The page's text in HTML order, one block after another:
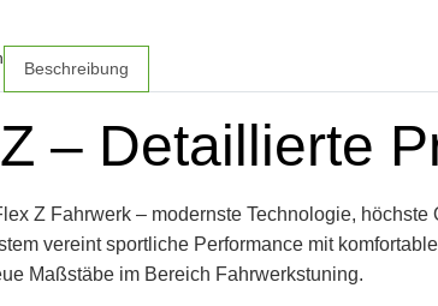
Beschreibung
– Detaillierte
Z Fahrwerk – modernste Technologie, höchste
vereint sportliche Performance mit
Maßstäbe im Bereich Fahrwerkstuning.